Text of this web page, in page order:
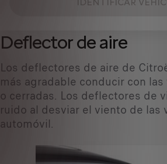
Deflector de aire
Los deflectores de aire de
más agradable conducir con
o cerradas. Los deflectores de
ruido al desviar el viento de las
automóvil.